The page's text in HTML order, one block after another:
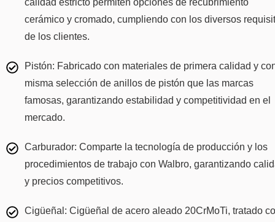
calidad estricto permiten opciones de recubrimiento
cerámico y cromado, cumpliendo con los diversos
de los clientes.
Pistón: Fabricado con materiales de primera calidad y
misma selección de anillos de pistón que las marcas
famosas, garantizando estabilidad y competitividad en el
mercado.
Carburador: Comparte la tecnología de producción y los
procedimientos de trabajo con Walbro, garantizando
y precios competitivos.
Cigüeñal: Cigüeñal de acero aleado 20CrMoTi, tratado